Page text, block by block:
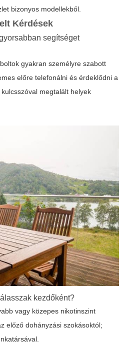
bizonyos modellekből.
Kérdések
segítséget
gyakran személyre szabott
előre telefonálni és érdeklődni a
kulcsszóval megtalált helyek
kezdőként?
vagy közepes nikotinszint
előző dohányzási szokásoktól;